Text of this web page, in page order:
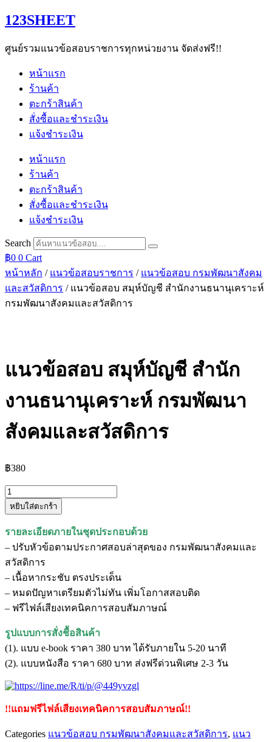
Skip
to
123SHEET
ศูนย์รวมแนวข้อสอบราชการทุกหน่วยงาน จัดส่งฟรี!!
หน้าแรก
ร้านค้า
ตะกร้าสินค้า
สั่งซื้อและชำระเงิน
แจ้งชำระเงิน
หน้าแรก
ร้านค้า
ตะกร้าสินค้า
สั่งซื้อและชำระเงิน
แจ้งชำระเงิน
Search
฿0 0 Cart
หน้าหลัก / แนวข้อสอบราชการ / แนวข้อสอบ กรมพัฒนาสังคม
และสวัสดิการ / แนวข้อสอบ สมุห์บัญชี สํานักงานธนานุเคราะห์
กรมพัฒนาสังคมและสวัสดิการ
แนวข้อสอบ สมุห์บัญชี สํานัก
งานธนานุเคราะห์ กรมพัฒนา
สังคมและสวัสดิการ
฿380
จำนวน
แนว
สมุห์
บัญชี
สํา
นัก
งาน
ธนา
นุ
เคราะห์
กรม
สังคม
และ
ชิ้น
หยิบใส่ตะกร้า
รายละเอียดภายในชุดประกอบด้วย
– ปรับหัวข้อตามประกาศสอบล่าสุดของ กรมพัฒนาสังคมและ
สวัสดิการ
– เนื้อหากระชับ ตรงประเด็น
– หมดปัญหาเตรียมตัวไม่ทัน เพิ่มโอกาสสอบติด
– ฟรีไฟล์เสียงเทคนิคการสอบสัมภาษณ์
รูปแบบการสั่งชื้อสินค้า
(1). แบบ e-book ราคา 380 บาท ได้รับภายใน 5-20 นาที
(2). แบบหนังสือ ราคา 680 บาท ส่งฟรีด่วนพิเศษ 2-3 วัน
!!แถมฟรีไฟล์เสียงเทคนิคการสอบสัมภาษณ์!!
Categories แนวข้อสอบ กรมพัฒนาสังคมและสวัสดิการ, แนว